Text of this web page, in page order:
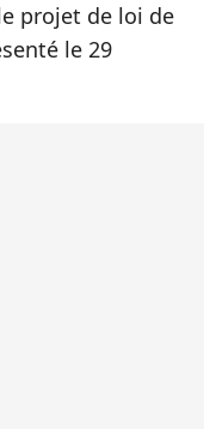
projet de loi de
le 29